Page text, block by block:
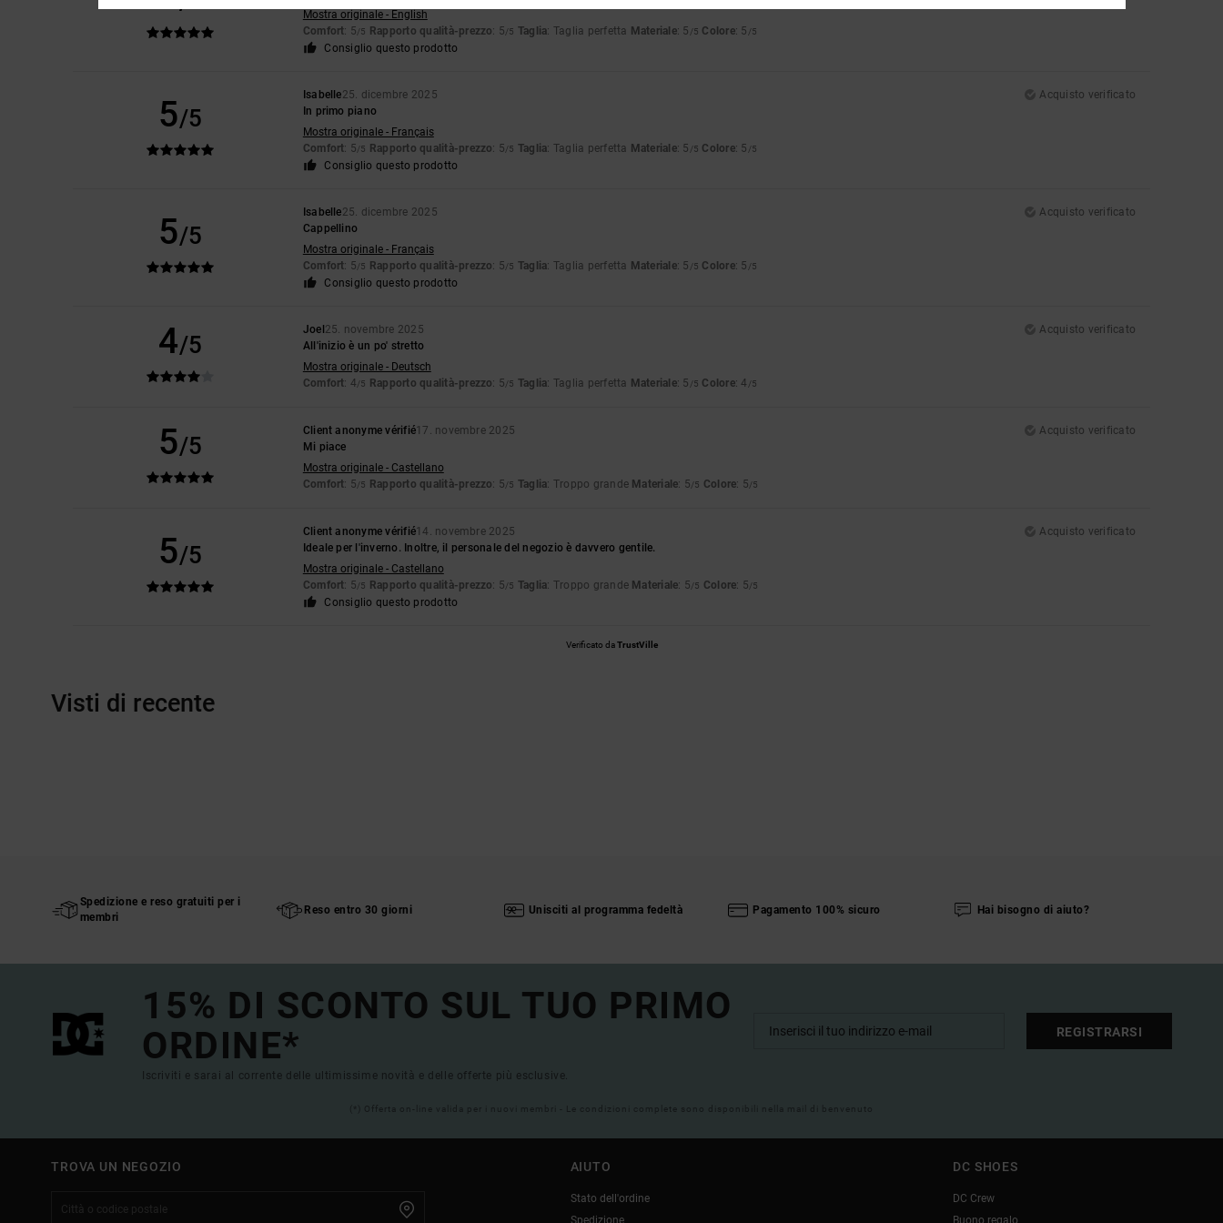
Mostra originale - English
Comfort: 5/5 Rapporto qualità-prezzo: 5/5 Taglia: Taglia perfetta Materiale: 5 /5 Colore: 5 /5
Consiglio questo prodotto
5/5
Isabelle25. dicembre 2025
Acquisto verificato
In primo piano
Mostra originale - Français
Comfort: 5/5 Rapporto qualità-prezzo: 5/5 Taglia: Taglia perfetta Materiale: 5 /5 Colore: 5 /5
Consiglio questo prodotto
5/5
Isabelle25. dicembre 2025
Acquisto verificato
Cappellino
Mostra originale - Français
Comfort: 5/5 Rapporto qualità-prezzo: 5/5 Taglia: Taglia perfetta Materiale: 5 /5 Colore: 5 /5
Consiglio questo prodotto
4/5
Joel 25. novembre 2025
Acquisto verificato
All'inizio è un po' stretto
Mostra originale - Deutsch
Comfort: 4/5 Rapporto qualità-prezzo: 5/5 Taglia: Taglia perfetta Materiale: 5 /5 Colore: 4 /5
5/5
Client anonyme vérifié17. novembre 2025
Acquisto verificato
Mi piace
Mostra originale - Castellano
Comfort: 5/5 Rapporto qualità-prezzo: 5/5 Taglia: Troppo grande Materiale: 5/5 Colore: 5/5
5/5
Client anonyme vérifié14. novembre 2025
Acquisto verificato
Ideale per l'inverno. Inoltre, il personale del negozio è davvero gentile.
Mostra originale - Castellano
Comfort: 5/5 Rapporto qualità-prezzo: 5/5 Taglia: Troppo grande Materiale: 5/5 Colore: 5/5
Consiglio questo prodotto
Verificato daTrustVille
Visti di recente
Spedizione e reso gratuiti per i
membri
Reso entro 30 giorni Unisciti al programma fedeltà Pagamento 100% sicuro Hai bisogno di aiuto?
15% DI SCONTO SUL TUO PRIMO
ORDINE*
Iscriviti e sarai al corrente delle ultimissime novità e delle offerte più esclusive.
REGISTRARSI
(*) Offerta on-line valida per i nuovi membri - Le condizioni complete sono disponibili nella mail di benvenuto
TROVA UN NEGOZIO AIUTO
Stato dell'ordine
DC SHOES
DC Crew